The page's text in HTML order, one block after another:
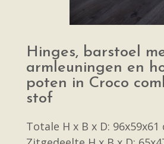
Hinges, barstoel
armleuningen en
poten in Croco
stof
Totale H x B x D: 96x59x61